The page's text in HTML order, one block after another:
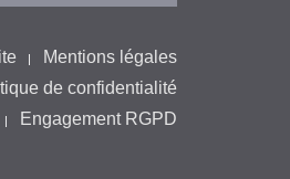
Mentions légales
de confidentialité
Engagement RGPD